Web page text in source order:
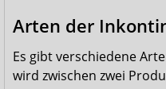
Arten der
Es gibt verschiedene
wird zwischen zwei